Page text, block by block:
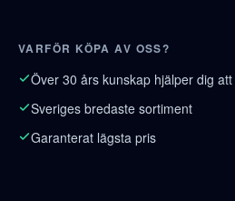
VARFÖR KÖPA AV OSS?
Över 30 års kunskap hjälper dig
Sveriges bredaste sortiment
Garanterat lägsta pris